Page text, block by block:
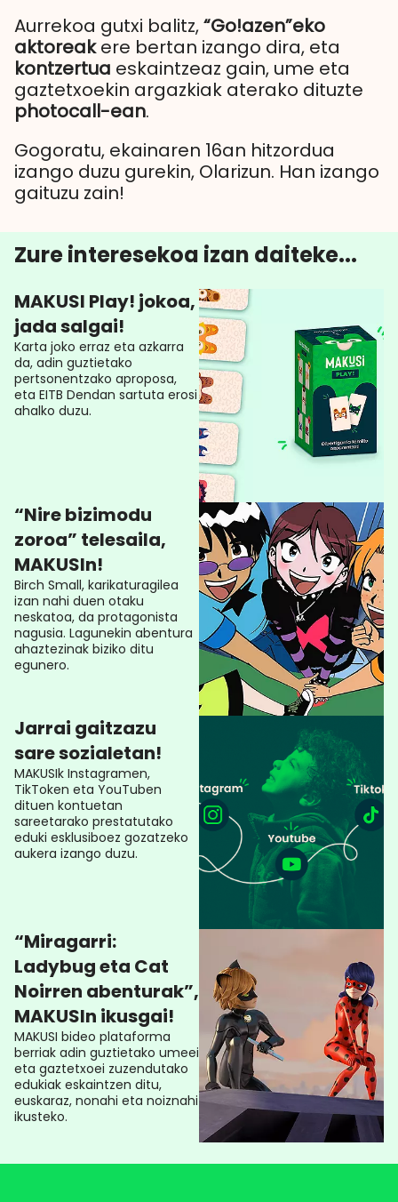
Aurrekoa gutxi balitz,“Go!azen”eko
aktoreakere bertan izango dira, eta
kontzertua eskaintzeaz gain, ume eta
gaztetxoekin argazkiak aterako dituzte
photocall-ean.
Gogoratu, ekainaren 16an hitzordua
izango duzu gurekin, Olarizun. Han izango
gaituzu zain!
Zure interesekoa izan daiteke...
MAKUSI Play! jokoa,
jada salgai!
Karta joko erraz eta azkarra
da, adin guztietako
pertsonentzako aproposa,
eta EITB Dendan sartuta erosi
ahalko duzu.
“Nire bizimodu
zoroa” telesaila,
MAKUSIn!
Birch Small, karikaturagilea
izan nahi duen otaku
neskatoa, da protagonista
nagusia. Lagunekin abentura
ahaztezinak biziko ditu
egunero.
Jarrai gaitzazu
sare sozialetan!
MAKUSIk Instagramen,
TikToken eta YouTuben
dituen kontuetan
sareetarako prestatutako
eduki esklusiboez gozatzeko
aukera izango duzu.
“Miragarri:
Ladybug eta Cat
Noirren abenturak”,
MAKUSIn ikusgai!
MAKUSI bideo plataforma
berriak adin guztietako umeei
eta gaztetxoei zuzendutako
edukiak eskaintzen ditu,
euskaraz, nonahi eta noiznahi
ikusteko.